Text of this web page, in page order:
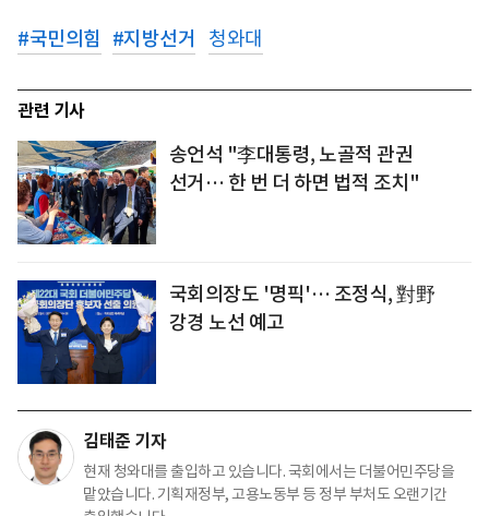
#국민의힘 #지방선거 청와대
관련 기사
송언석 "李대통령, 노골적 관권
선거… 한 번 더 하면 법적 조치"
국회의장도 '명픽'… 조정식, 對野
강경 노선 예고
김태준 기자
현재 청와대를 출입하고 있습니다. 국회에서는 더불어민주당을
맡았습니다. 기획재정부, 고용노동부 등 정부 부처도 오랜기간